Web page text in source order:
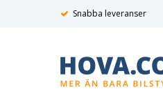
Snabba leveranser